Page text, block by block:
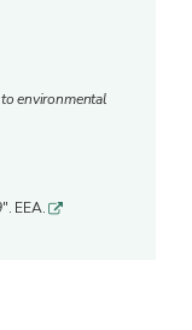
environmental
". EEA.q